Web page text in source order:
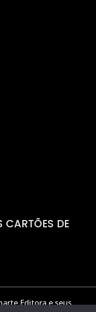
DE
Editora e seus